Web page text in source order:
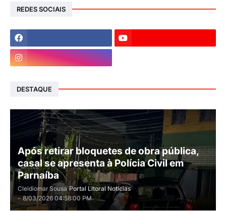
REDES SOCIAIS
DESTAQUE
Após retirar bloquetes de obra pública,
casal se apresenta à Polícia Civil em
Parnaíba
Cleidiomar Sousa Portal Litoral Notícias
- 8/03/2026 04:58:00 PM